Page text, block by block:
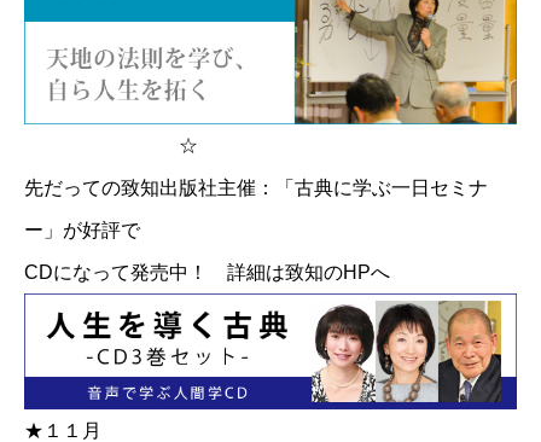
☆
先だっての致知出版社主催：「古典に学ぶ一日セミナ
ー」が好評で
CDになって発売中！ 詳細は致知のHPへ
★１１月